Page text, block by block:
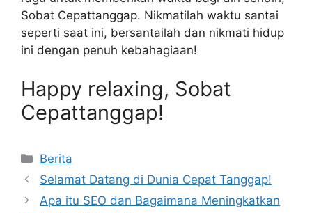
Sobat Cepattanggap. Nikmatilah waktu santai
seperti saat ini, bersantailah dan nikmati hidup
ini dengan penuh kebahagiaan!
Happy relaxing, Sobat
Cepattanggap!
Categories
Berita
Selamat Datang di Dunia Cepat Tanggap!
Apa itu SEO dan Bagaimana Meningkatkan